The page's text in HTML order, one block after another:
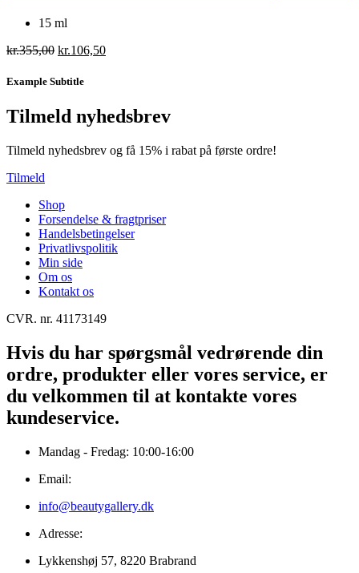
15 ml
kr.355,00 Den
pris
kr.355,00.
kr.106,50Den
kr.106,50.
Example Subtitle
Tilmeld nyhedsbrev
Tilmeld nyhedsbrev og få 15% i rabat på første ordre!
Tilmeld
Shop
Forsendelse & fragtpriser
Handelsbetingelser
Privatlivspolitik
Min side
Om os
Kontakt os
CVR. nr. 41173149
Hvis du har spørgsmål vedrørende din
ordre, produkter eller vores service, er
du velkommen til at kontakte vores
kundeservice.
Mandag - Fredag: 10:00-16:00
Email:
info@beautygallery.dk
Adresse:
Lykkenshøj 57, 8220 Brabrand